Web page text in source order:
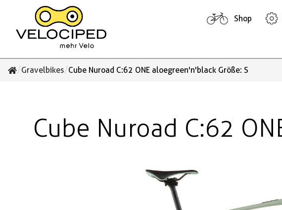
Shop
/Gravelbikes/Cube Nuroad C:62 ONE aloegreen'n'black Größe: S
Cube Nuroad C:62